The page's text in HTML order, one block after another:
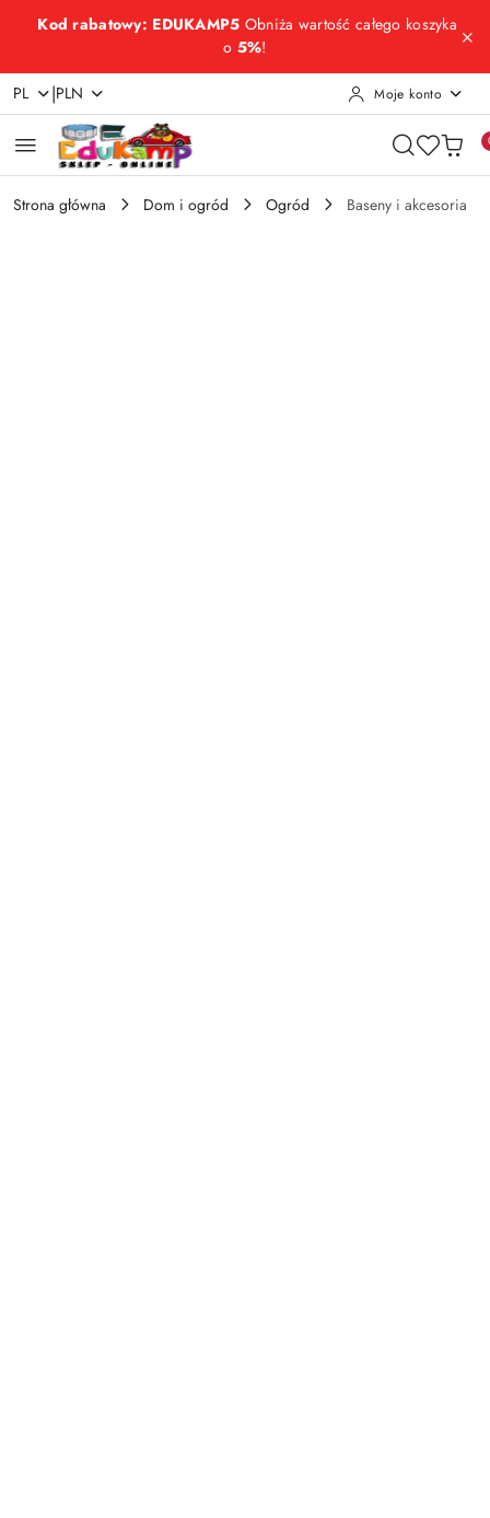
Przejdź do treści głównej
Przejdź do wyszukiwarki
Przejdź do moje konto
Przejdź do menu głównego
Przejdź do opisu produktu
Przejdź do stopki
Kod rabatowy: EDUKAMP5 Obniża wartość całego koszyka
o 5%!
PL |PLN Moje konto
Strona główna Dom i ogród Ogród Baseny i akcesoria